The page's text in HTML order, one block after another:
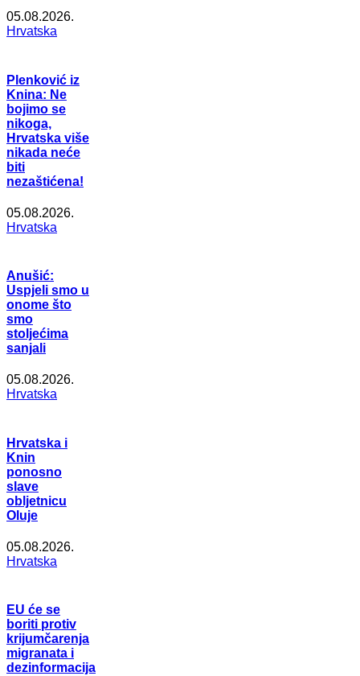
05.08.2026.
Hrvatska
Plenković iz
Knina: Ne
bojimo se
nikoga,
Hrvatska više
nikada neće
biti
nezaštićena!
05.08.2026.
Hrvatska
Anušić:
Uspjeli smo u
onome što
smo
stoljećima
sanjali
05.08.2026.
Hrvatska
Hrvatska i
Knin
ponosno
slave
obljetnicu
Oluje
05.08.2026.
Hrvatska
EU će se
boriti protiv
krijumčarenja
migranata i
dezinformacija